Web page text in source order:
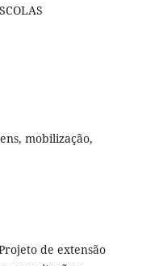
mobilização,
de extensão